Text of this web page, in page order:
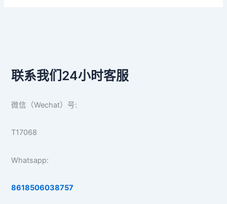
联系我们24小时客服
微信（Wechat）号:
T17068
Whatsapp:
8618506038757